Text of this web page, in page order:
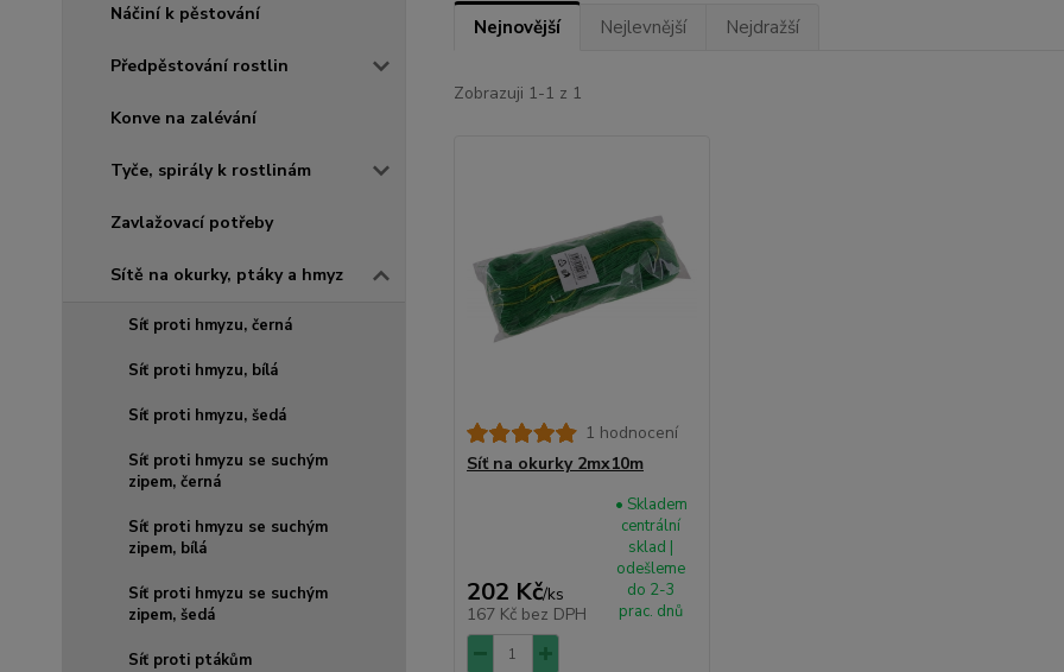
Náčiní k pěstování
Předpěstování rostlin
Konve na zalévání
Tyče, spirály k rostlinám
Zavlažovací potřeby
Sítě na okurky, ptáky a hmyz
Síť proti hmyzu, černá
Síť proti hmyzu, bílá
Síť proti hmyzu, šedá
Síť proti hmyzu se suchým
zipem, černá
Síť proti hmyzu se suchým
zipem, bílá
Síť proti hmyzu se suchým
zipem, šedá
Síť proti ptákům
Nejnovější Nejlevnější Nejdražší
Zobrazuji 1-1 z 1
1 hodnocení
Síť na okurky 2mx10m
202 Kč/ks
167 Kč bez DPH
• Skladem
centrální
sklad |
odešleme
do 2-3
prac. dnů